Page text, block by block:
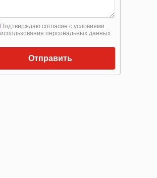
Подтверждаю согласие с условиями
использования персональных данных
Отправить